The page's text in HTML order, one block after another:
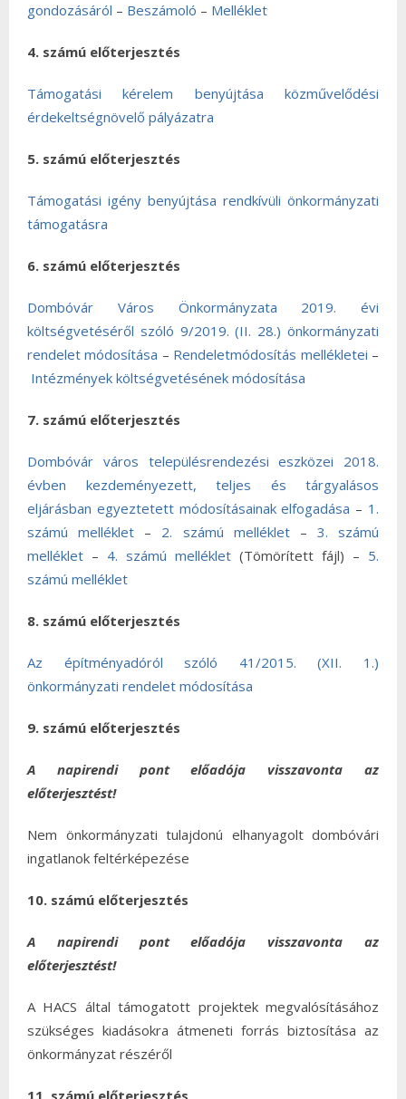
gondozásáról – Beszámoló – Melléklet
4. számú előterjesztés
Támogatási kérelem benyújtása közművelődési
érdekeltségnövelő pályázatra
5. számú előterjesztés
Támogatási igény benyújtása rendkívüli önkormányzati
támogatásra
6. számú előterjesztés
Dombóvár Város Önkormányzata 2019. évi
költségvetéséről szóló 9/2019. (II. 28.) önkormányzati
rendelet módosítása – Rendeletmódosítás mellékletei –
Intézmények költségvetésének módosítása
7. számú előterjesztés
Dombóvár város településrendezési eszközei 2018.
évben kezdeményezett, teljes és tárgyalásos
eljárásban egyeztetett módosításainak elfogadása – 1.
számú melléklet – 2. számú melléklet– 3. számú
melléklet – 4. számú melléklet (Tömörített fájl) – 5.
számú melléklet
8. számú előterjesztés
Az építményadóról szóló 41/2015. (XII. 1.)
önkormányzati rendelet módosítása
9. számú előterjesztés
A napirendi pont előadója visszavonta az
előterjesztést!
Nem önkormányzati tulajdonú elhanyagolt dombóvári
ingatlanok feltérképezése
10. számú előterjesztés
A napirendi pont előadója visszavonta az
előterjesztést!
A HACS által támogatott projektek megvalósításához
szükséges kiadásokra átmeneti forrás biztosítása az
önkormányzat részéről
11. számú előterjesztés